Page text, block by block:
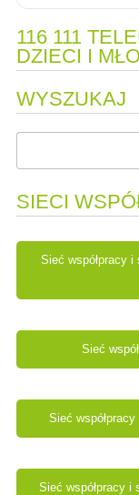
116 111
DZIECI I
WYSZUKAJ
SIECI
Sieć współpracy i
Sieć
Sieć
Sieć współpracy i